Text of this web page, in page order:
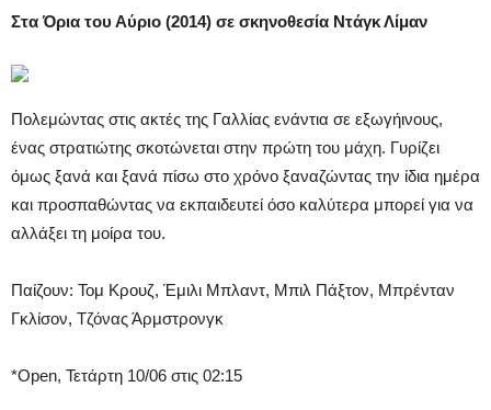
Στα Όρια του Αύριο (2014) σε σκηνοθεσία Ντάγκ Λίμαν
Πολεμώντας στις ακτές της Γαλλίας ενάντια σε εξωγήινους,
ένας στρατιώτης σκοτώνεται στην πρώτη του μάχη. Γυρίζει
όμως ξανά και ξανά πίσω στο χρόνο ξαναζώντας την ίδια ημέρα
και προσπαθώντας να εκπαιδευτεί όσο καλύτερα μπορεί για να
αλλάξει τη μοίρα του.
Παίζουν: Τομ Κρουζ, Έμιλι Μπλαντ, Μπιλ Πάξτον, Μπρένταν
Γκλίσον, Τζόνας Άρμστρονγκ
*Open, Τετάρτη 10/06 στις 02:15